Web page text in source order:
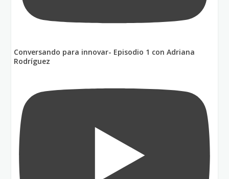
Conversando para innovar- Episodio 1 con Adriana
Rodríguez